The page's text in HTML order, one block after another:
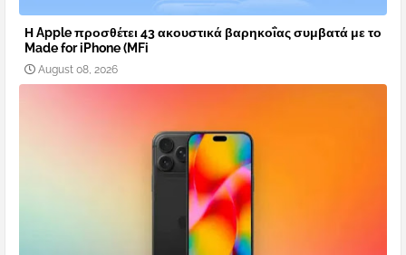
Η Apple προσθέτει 43 ακουστικά βαρηκοΐας συμβατά με το
Made for iPhone (MFi
August 08, 2026